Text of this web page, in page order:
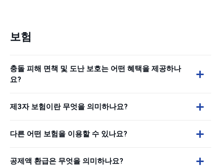
보험
충돌 피해 면책 및 도난 보호는 어떤 혜택을 제공하나
요?
제3자 보험이란 무엇을 의미하나요?
다른 어떤 보험을 이용할 수 있나요?
공제액 환급은 무엇을 의미하나요?